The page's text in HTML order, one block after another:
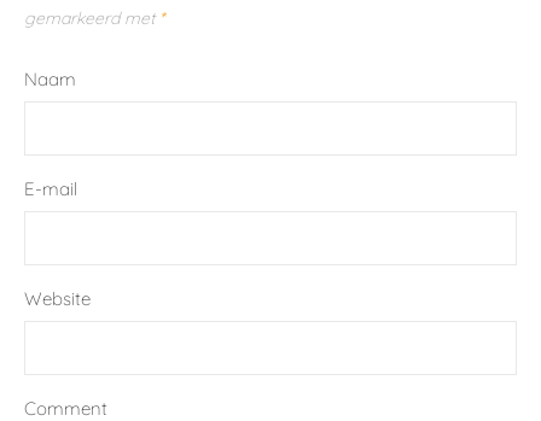
gemarkeerd met *
Naam
E-mail
Website
Comment